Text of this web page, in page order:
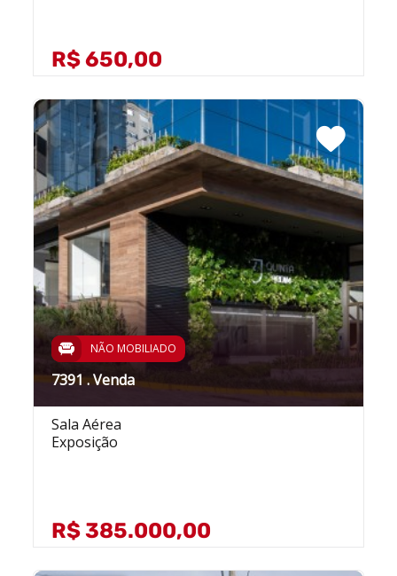
R$ 650,00
NÃO MOBILIADO
7391 . Venda
Sala Aérea
Exposição
R$ 385.000,00